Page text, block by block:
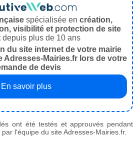
spécialisée en création,
visibilité et protection de site
depuis plus de 10 ans
du site internet de votre mairie
Adresses-Mairies.fr lors de votre
de devis
En savoir plus
ont été testés et approuvés pendant
l'équipe du site Adresses-Mairies.fr.